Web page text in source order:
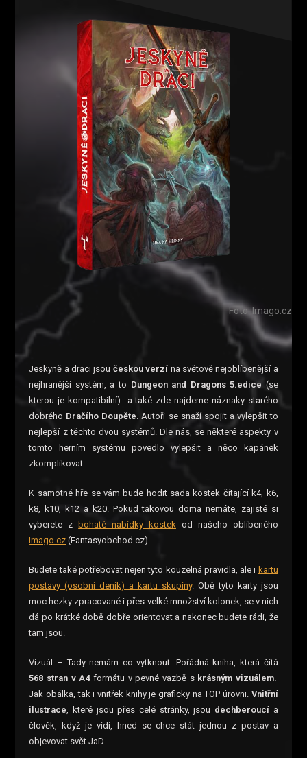
Foto: Imago.cz
Jeskyně a draci jsou českou verzí na světově nejoblíbenější a
nejhranější systém, a to Dungeon and Dragons 5.edice (se
kterou je kompatibilní)
a také zde najdeme náznaky starého
dobrého Dračího Doupěte . Autoři se snaží spojit a vylepšit to
nejlepší z těchto dvou systémů. Dle nás, se některé aspekty v
tomto herním systému povedlo vylepšit a něco kapánek
zkomplikovat…
K samotné hře se vám bude hodit sada kostek čítající k4, k6,
k8, k10, k12 a k20. Pokud takovou doma nemáte, zajisté si
vyberete zbohaté nabídky kostek od našeho oblíbeného
Imago.cz (Fantasyobchod.cz).
Budete také potřebovat nejen tyto kouzelná pravidla, ale i kartu
postavy (osobní deník) a kartu skupiny. Obě tyto karty jsou
moc hezky zpracované i přes velké množství kolonek, se v nich
dá po krátké době dobře orientovat a nakonec budete rádi, že
tam jsou.
Vizuál – Tady nemám co vytknout. Pořádná kniha, která čítá
568 stran v A4formátu v pevné vazbě s krásným vizuálem.
Jak obálka, tak i vnitřek knihy je graficky na TOP úrovni. Vnitřní
ilustrace , které jsou přes celé stránky, jsou dechberoucía
člověk, když je vidí, hned se chce stát jednou z postav a
objevovat svět JaD.